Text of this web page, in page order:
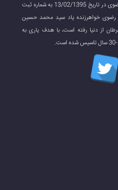
موسسه خیریه سید محمدحسین رضوی در تاریخ 13/02/1395 به شماره ثبت
رضوی خواهرزنده یاد سید محمد حسین
از دنیا رفته است، با هدف یاری به